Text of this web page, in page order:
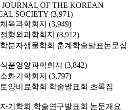
JOURNAL OF THE KOREAN
SOCIETY (3,971)
육과학회지 (3,949)
형외과학회지 (3,912)
분자생물학회 춘계학술발표논문집
품영양과학회지 (3,842)
화기학회지 (3,797)
양비료학회 학술발표회 초록집
기학회 학술연구발표회 논문개요